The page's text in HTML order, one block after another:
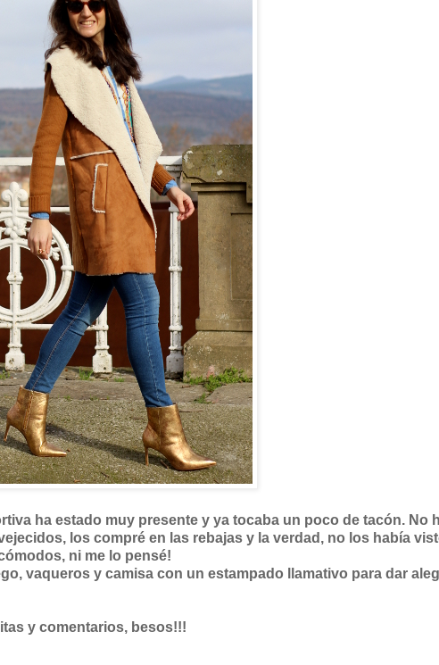
ha estado muy presente y ya tocaba un poco de tacón. No
los compré en las rebajas y la verdad, no los había
ni me lo pensé!
vaqueros y camisa con un estampado llamativo para dar
y comentarios, besos!!!